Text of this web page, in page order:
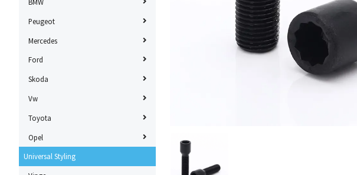
Peugeot
Mercedes
Ford
Skoda
Vw
Toyota
Opel
Universal Styling